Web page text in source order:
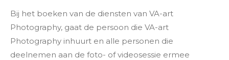
Bij het boeken van de diensten van VA-art
Photography, gaat de persoon die VA-art
Photography inhuurt en alle personen die
deelnemen aan de foto- of videosessie ermee